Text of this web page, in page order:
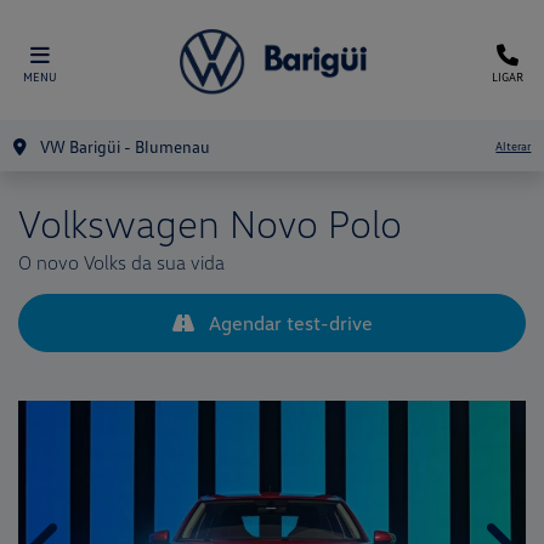
MENU LIGAR
VW Barigüi - Blumenau Alterar
Volkswagen Novo Polo
O novo Volks da sua vida
Agendar test-drive